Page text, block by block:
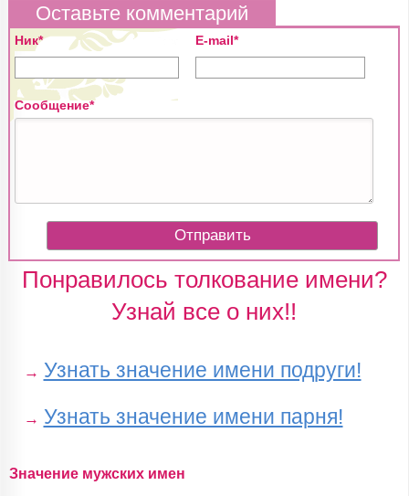
Оставьте комментарий
Ник* E-mail*
Сообщение*
Понравилось толкование имени?
Узнай все о них!!
→ Узнать значение имени подруги!
→ Узнать значение имени парня!
Значение мужских имен